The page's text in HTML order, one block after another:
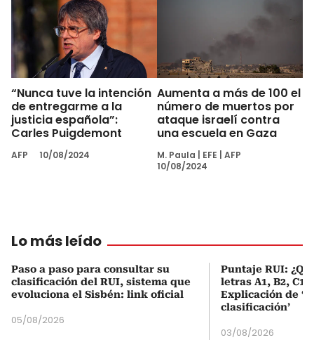
“Nunca tuve la intención
de entregarme a la
justicia española”:
Carles Puigdemont
AFP 10/08/2024
Aumenta a más de 100 el
número de muertos por
ataque israelí contra
una escuela en Gaza
M. Paula EFE
AFP
10/08/2024
Lo más leído
Paso a paso para consultar su
clasificación del RUI, sistema que
evoluciona el Sisbén: link oficial
05/08/2026
Puntaje RUI:
letras A1, B2, C1
Explicación de
clasificación’
03/08/2026